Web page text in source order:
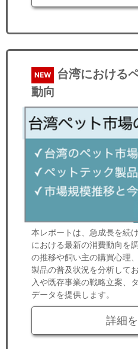
NEW
台湾における
動向
本レポートは、急成長を続
における最新の消費動向を
の推移や飼い主の購買心理
製品の普及状況を分析して
入や既存事業の戦略立案、
データを提供します。
詳細